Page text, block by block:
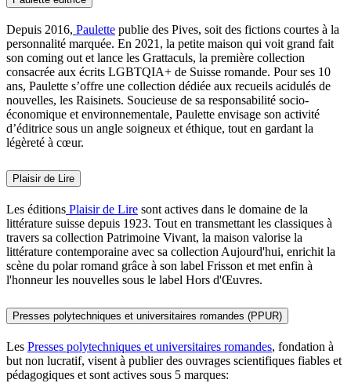
Depuis 2016, Paulette publie des Pives, soit des fictions courtes à la
personnalité marquée. En 2021, la petite maison qui voit grand fait
son coming out et lance les Grattaculs, la première collection
consacrée aux écrits LGBTQIA+ de Suisse romande. Pour ses 10
ans, Paulette s’offre une collection dédiée aux recueils acidulés de
nouvelles, les Raisinets. Soucieuse de sa responsabilité socio-
économique et environnementale, Paulette envisage son activité
d’éditrice sous un angle soigneux et éthique, tout en gardant la
légèreté à cœur.
Plaisir de Lire
Les éditions Plaisir de Lire sont actives dans le domaine de la
littérature suisse depuis 1923. Tout en transmettant les classiques à
travers sa collection Patrimoine Vivant, la maison valorise la
littérature contemporaine avec sa collection Aujourd'hui, enrichit la
scène du polar romand grâce à son label Frisson et met enfin à
l'honneur les nouvelles sous le label Hors d'Œuvres.
Presses polytechniques et universitaires romandes (PPUR)
Les Presses polytechniques et universitaires romandes, fondation à
but non lucratif, visent à publier des ouvrages scientifiques fiables et
pédagogiques et sont actives sous 5 marques: